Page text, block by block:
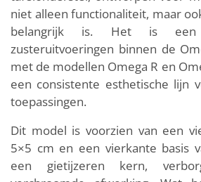
niet alleen functionaliteit, maar
belangrijk is. Het is
zusteruitvoeringen binnen de
met de modellen Omega R en
een consistente esthetische lijn
toepassingen.
Dit model is voorzien van een
5×5 cm en een vierkante basis
een gietijzeren kern,